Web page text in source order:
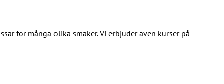
för många olika smaker. Vi erbjuder även kurser på